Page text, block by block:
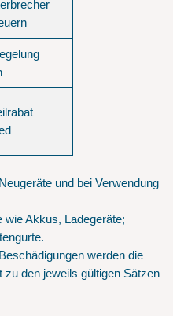
und bei Verwendung
wie Akkus, Ladegeräte;
werden die
zu den jeweils gültigen Sätzen